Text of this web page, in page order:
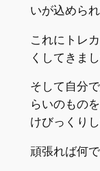
いが込められ
これにトレ
くしてきま
そして自分
らいのもの
けびっくりし
頑張れば何